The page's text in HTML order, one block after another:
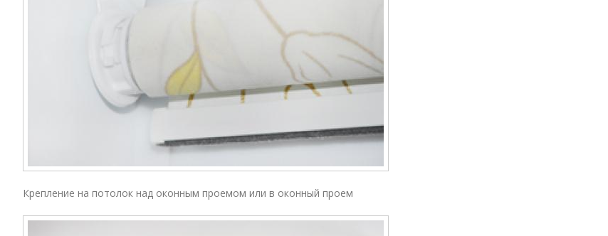
Крепление на потолок над оконным проемом или в оконный проем